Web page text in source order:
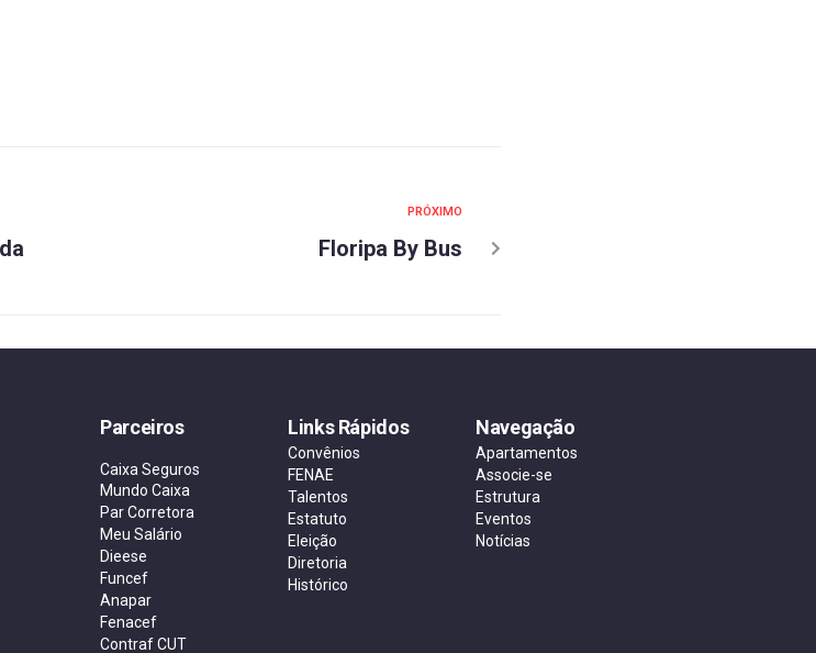
PRÓXIMO
Floripa By Bus
Parceiros
Caixa Seguros
Mundo Caixa
Par Corretora
Meu Salário
Dieese
Funcef
Anapar
Fenacef
Contraf CUT
Links Rápidos
Convênios
FENAE
Talentos
Estatuto
Eleição
Diretoria
Histórico
Navegação
Apartamentos
Associe-se
Estrutura
Eventos
Notícias